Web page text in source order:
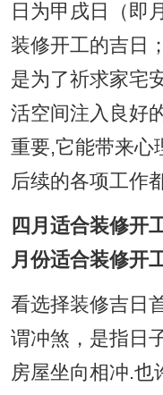
日为甲戌日（即
装修开工的吉日
是为了祈求家宅
活空间注入良好
重要,它能带来心
后续的各项工作
四月适合装修开
月份适合装修开
看选择装修吉日
谓冲煞，是指日
房屋坐向相冲.也